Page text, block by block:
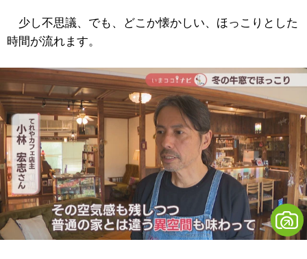
少し不思議、でも、どこか懐かしい、ほっこりとした
時間が流れます。